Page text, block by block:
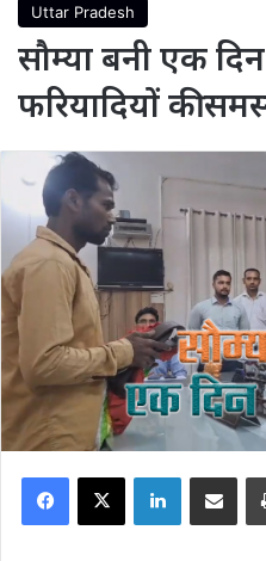
Uttar Pradesh
सौम्या बनी एक
फरियादियों की
Facebook
X LinkedIn
Share